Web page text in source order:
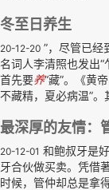
冬至日养生
20-12-20 ”，尽管已经
名词人李清照也发出
首先要养“藏”。《黄
不藏精，夏必病温”。
最深厚的友情：
20-12-01 和鲍叔牙是
牙合伙做买卖。凭借
时候，管仲却总是拿